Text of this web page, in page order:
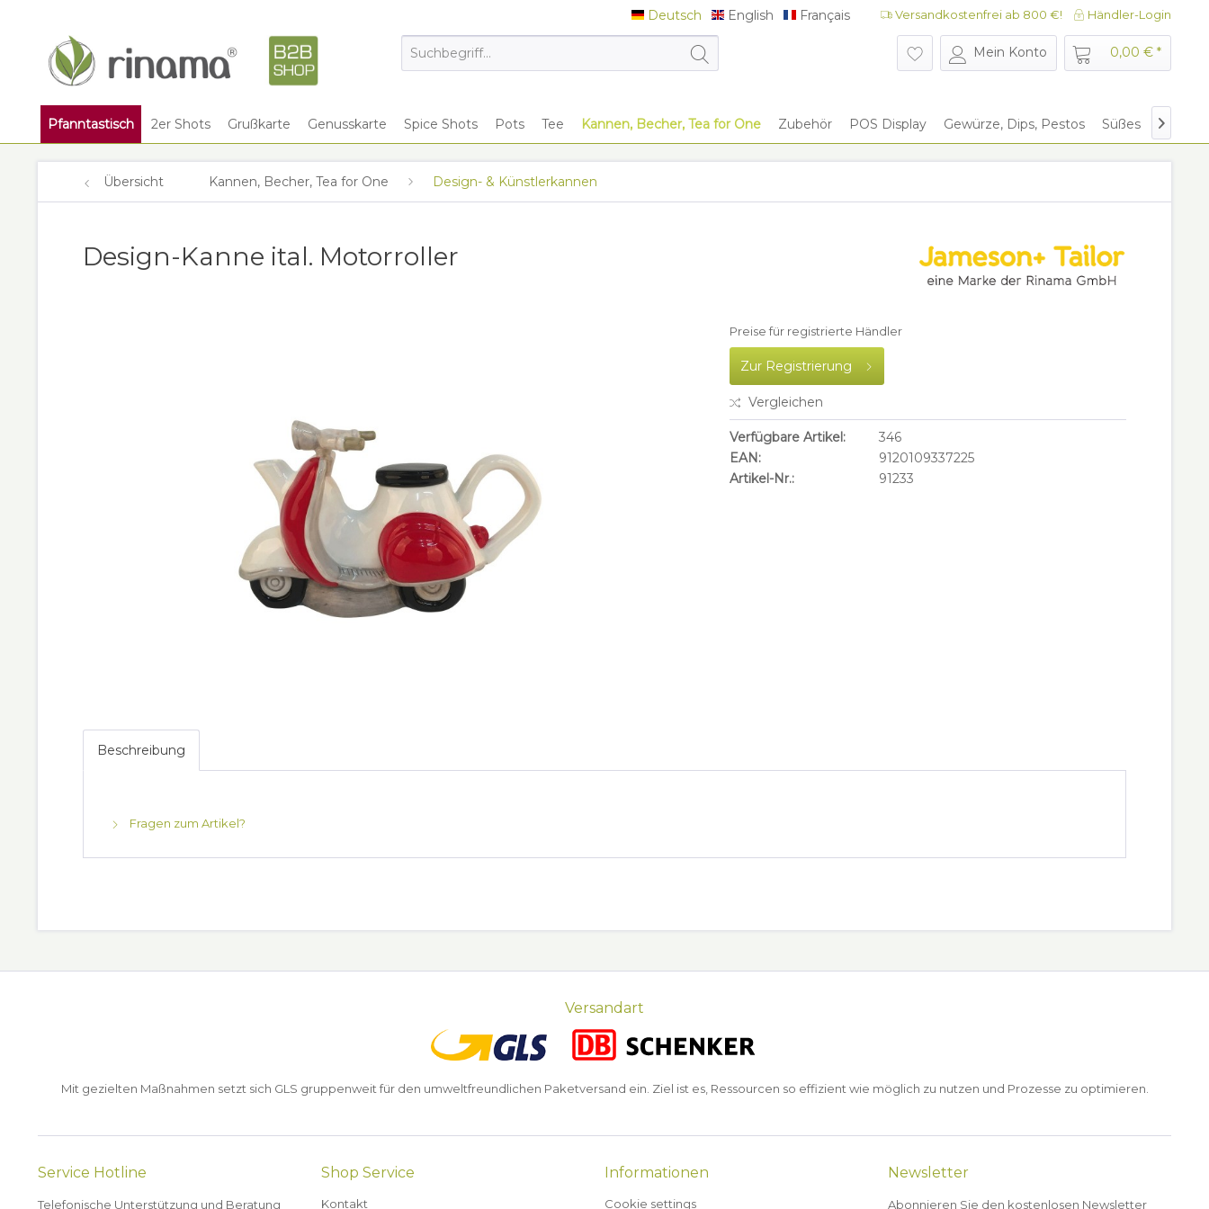
Deutsch
Deutsch English
English Français
Français Versandkostenfrei ab 800 €! Händler-Login
Mein Konto 0,00 € *
Pfanntastisch 2er Shots Grußkarte Genusskarte Spice Shots Pots Tee Kannen, Becher, Tea for One Zubehör POS Display Gewürze, Dips, Pestos Süßes Give

Übersicht Kannen, Becher, Tea for One Design- & Künstlerkannen
Design-Kanne ital. Motorroller
Preise für registrierte Händler
Zur Registrierung
Vergleichen
Verfügbare Artikel:
346
EAN:
9120109337225
Artikel-Nr.:
91233
Beschreibung
Fragen zum Artikel?
Versandart
Mit gezielten Maßnahmen setzt sich GLS gruppenweit für den umweltfreundlichen Paketversand ein. Ziel ist es, Ressourcen so effizient wie möglich zu nutzen und Prozesse zu optimieren.
Service Hotline
Telefonische Unterstützung und Beratung
Shop Service
Kontakt
Informationen
Cookie settings
Newsletter
Abonnieren Sie den kostenlosen Newsletter